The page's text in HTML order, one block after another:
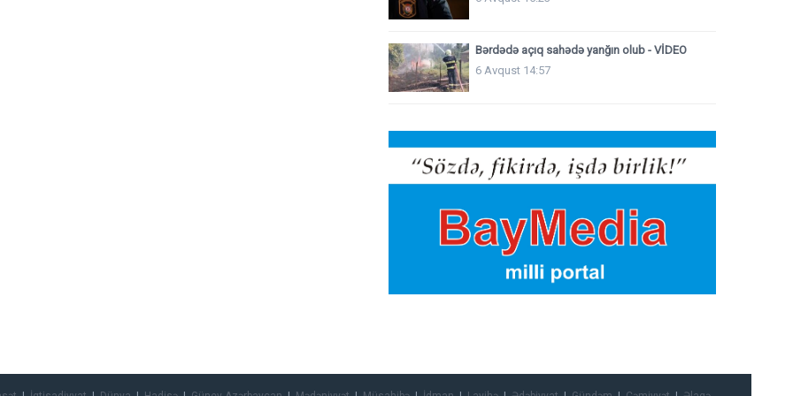
Bərdədə açıq sahədə yanğın olub - VİDEO
6 Avqust 14:57